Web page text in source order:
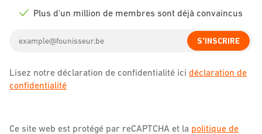
icon
Plus d'un million de membres sont déjà convaincus
address
S'INSCRIRE
Lisez notre déclaration de confidentialité ici déclaration de
confidentialité
Ce site web est protégé par reCAPTCHA et la politique de